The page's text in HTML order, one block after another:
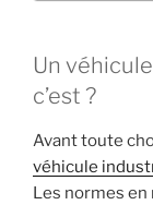
Un
c’est ?
Avant toute
véhicule
Les normes